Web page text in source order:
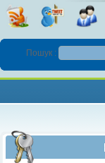
Пошук :